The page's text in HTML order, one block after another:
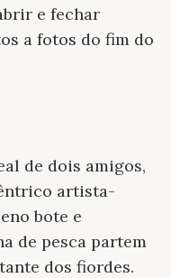
e fechar
a fotos do fim do
de dois amigos,
artista-
bote e
de pesca partem
dos fiordes.